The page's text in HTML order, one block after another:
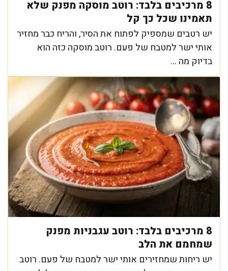
8 מרכיבים בלבד: רוטב מוסקה מפנק שלא
תאמינו שכל כך קל
יש רטבים שמספיק לפתוח את הסיר, והריח כבר מחזיר
אותי ישר למטבח של פעם. רוטב מוסקה כזה הוא
בדיוק מה ...
8 מרכיבים בלבד: רוטב עגבניות מפנק
שמחמם את הלב
יש ריחות שמחזירים אותי ישר למטבח של פעם. רוטב